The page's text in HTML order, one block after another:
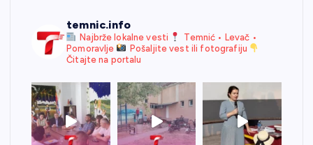
temnic.info
Najbrže lokalne vesti
Temnić • Levač •
Pomoravlje
Pošaljite vest ili fotografiju
Čitajte na portalu